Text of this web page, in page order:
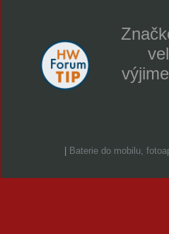
Baterie do mobilu,